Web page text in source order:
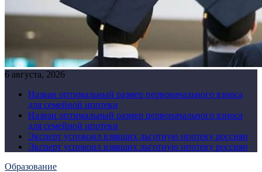
6 августа, 2026
Назван оптимальный размер первоначального взноса
для семейной ипотеки
Назван оптимальный размер первоначального взноса
для семейной ипотеки
Эксперт успокоил взявших льготную ипотеку россиян
Эксперт успокоил взявших льготную ипотеку россиян
Образование